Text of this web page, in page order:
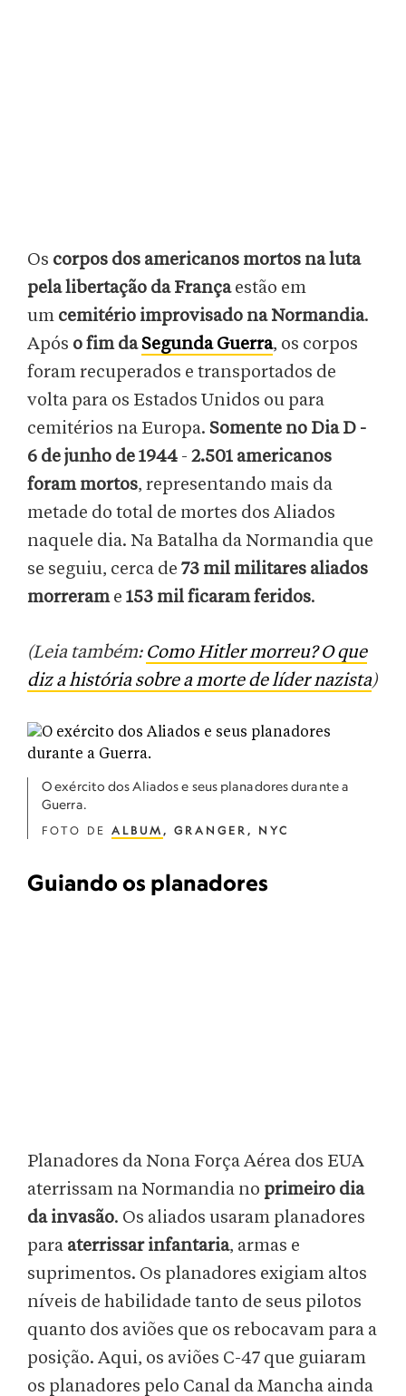
Os corpos dos americanos mortos na luta
pela libertação da Françaestão em
um cemitério improvisado na Normandia.
Após o fim daSegunda Guerra, os corpos
foram recuperados e transportados de
volta para os Estados Unidos ou para
cemitérios na Europa. Somente no Dia D -
6 de junho de 1944 - 2.501 americanos
foram mortos, representando mais da
metade do total de mortes dos Aliados
naquele dia. Na Batalha da Normandia que
se seguiu, cerca de 73 mil militares aliados
morrerame 153 mil ficaram feridos.
(Leia também: Como Hitler morreu? O que
diz a história sobre a morte de líder nazista)
O exército dos Aliados e seus planadores durante a
Guerra.
FOTO DE ALBUM , GRANGER, NYC
Guiando os planadores
Planadores da Nona Força Aérea dos EUA
aterrissam na Normandia no primeiro dia
da invasão. Os aliados usaram planadores
para aterrissar infantaria, armas e
suprimentos. Os planadores exigiam altos
níveis de habilidade tanto de seus pilotos
quanto dos aviões que os rebocavam para a
posição. Aqui, os aviões C-47 que guiaram
os planadores pelo Canal da Mancha ainda